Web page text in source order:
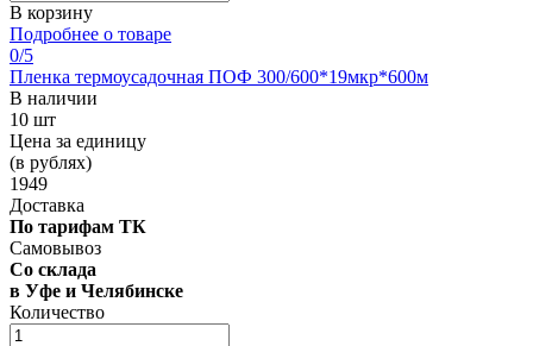
В корзину
Подробнее о товаре
0/5
Пленка термоусадочная ПОФ 300/600*19мкр*600м
В наличии
10 шт
Цена за единицу
(в рублях)
1949
Доставка
По тарифам ТК
Самовывоз
Со склада
в Уфе и Челябинске
Количество